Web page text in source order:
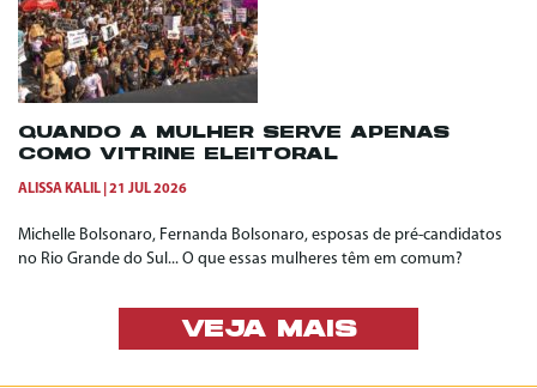
QUANDO A MULHER SERVE APENAS
COMO VITRINE ELEITORAL
ALISSA KALIL 21 JUL 2026
Michelle Bolsonaro, Fernanda Bolsonaro, esposas de pré-candidatos
no Rio Grande do Sul... O que essas mulheres têm em comum?
VEJA MAIS